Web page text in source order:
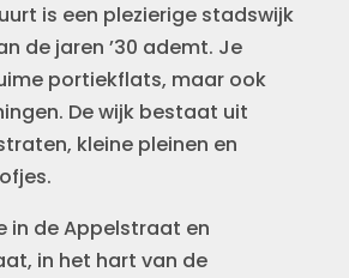
is een plezierige stadswijk
de jaren ’30 ademt. Je
portiekflats, maar ook
De wijk bestaat uit
kleine pleinen en
in de Appelstraat en
in het hart van de